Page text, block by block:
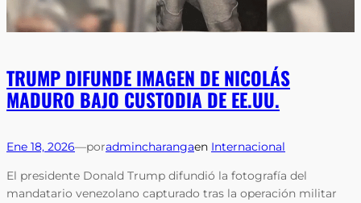
TRUMP DIFUNDE IMAGEN DE NICOLÁS
MADURO BAJO CUSTODIA DE EE.UU.
Ene 18, 2026—poradmincharangaen Internacional
El presidente Donald Trump difundió la fotografía del
mandatario venezolano capturado tras la operación militar